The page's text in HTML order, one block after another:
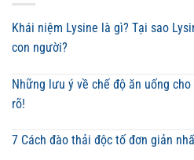
Khái niệm Lysine là gì? Tại sao
con người?
Những lưu ý về chế độ ăn uống
rõ!
7 Cách đào thải độc tố đơn giản